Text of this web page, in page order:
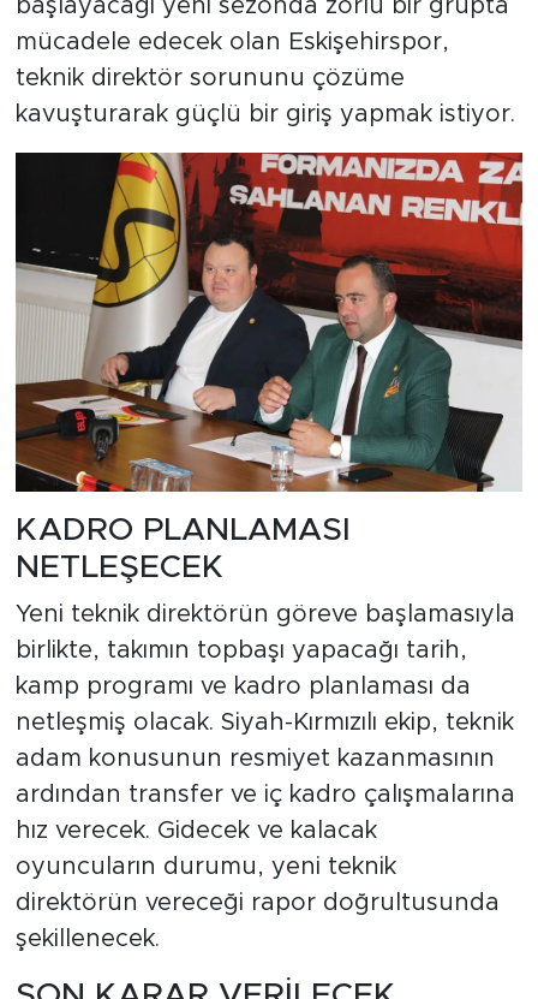
başlayacağı yeni sezonda zorlu bir grupta
mücadele edecek olan Eskişehirspor,
teknik direktör sorununu çözüme
kavuşturarak güçlü bir giriş yapmak istiyor.
KADRO PLANLAMASI
NETLEŞECEK
Yeni teknik direktörün göreve başlamasıyla
birlikte, takımın topbaşı yapacağı tarih,
kamp programı ve kadro planlaması da
netleşmiş olacak. Siyah-Kırmızılı ekip, teknik
adam konusunun resmiyet kazanmasının
ardından transfer ve iç kadro çalışmalarına
hız verecek. Gidecek ve kalacak
oyuncuların durumu, yeni teknik
direktörün vereceği rapor doğrultusunda
şekillenecek.